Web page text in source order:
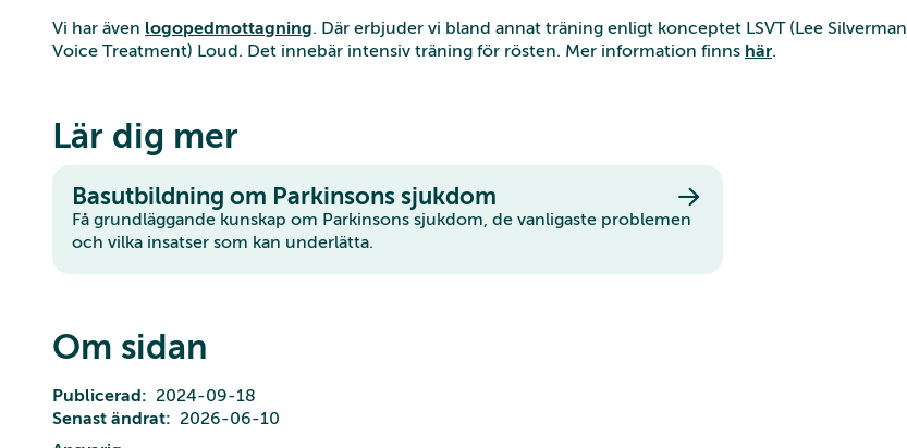
Vi har även logopedmottagning. Där erbjuder vi bland annat träning enligt konceptet LSVT (Lee Silverman
Voice Treatment) Loud. Det innebär intensiv träning för rösten. Mer information finns här.
Lär dig mer
Basutbildning om Parkinsons sjukdom
Få grundläggande kunskap om Parkinsons sjukdom, de vanligaste problemen
och vilka insatser som kan underlätta.
Om sidan
Publicerad
2024-09-18
Senast ändrat
2026-06-10